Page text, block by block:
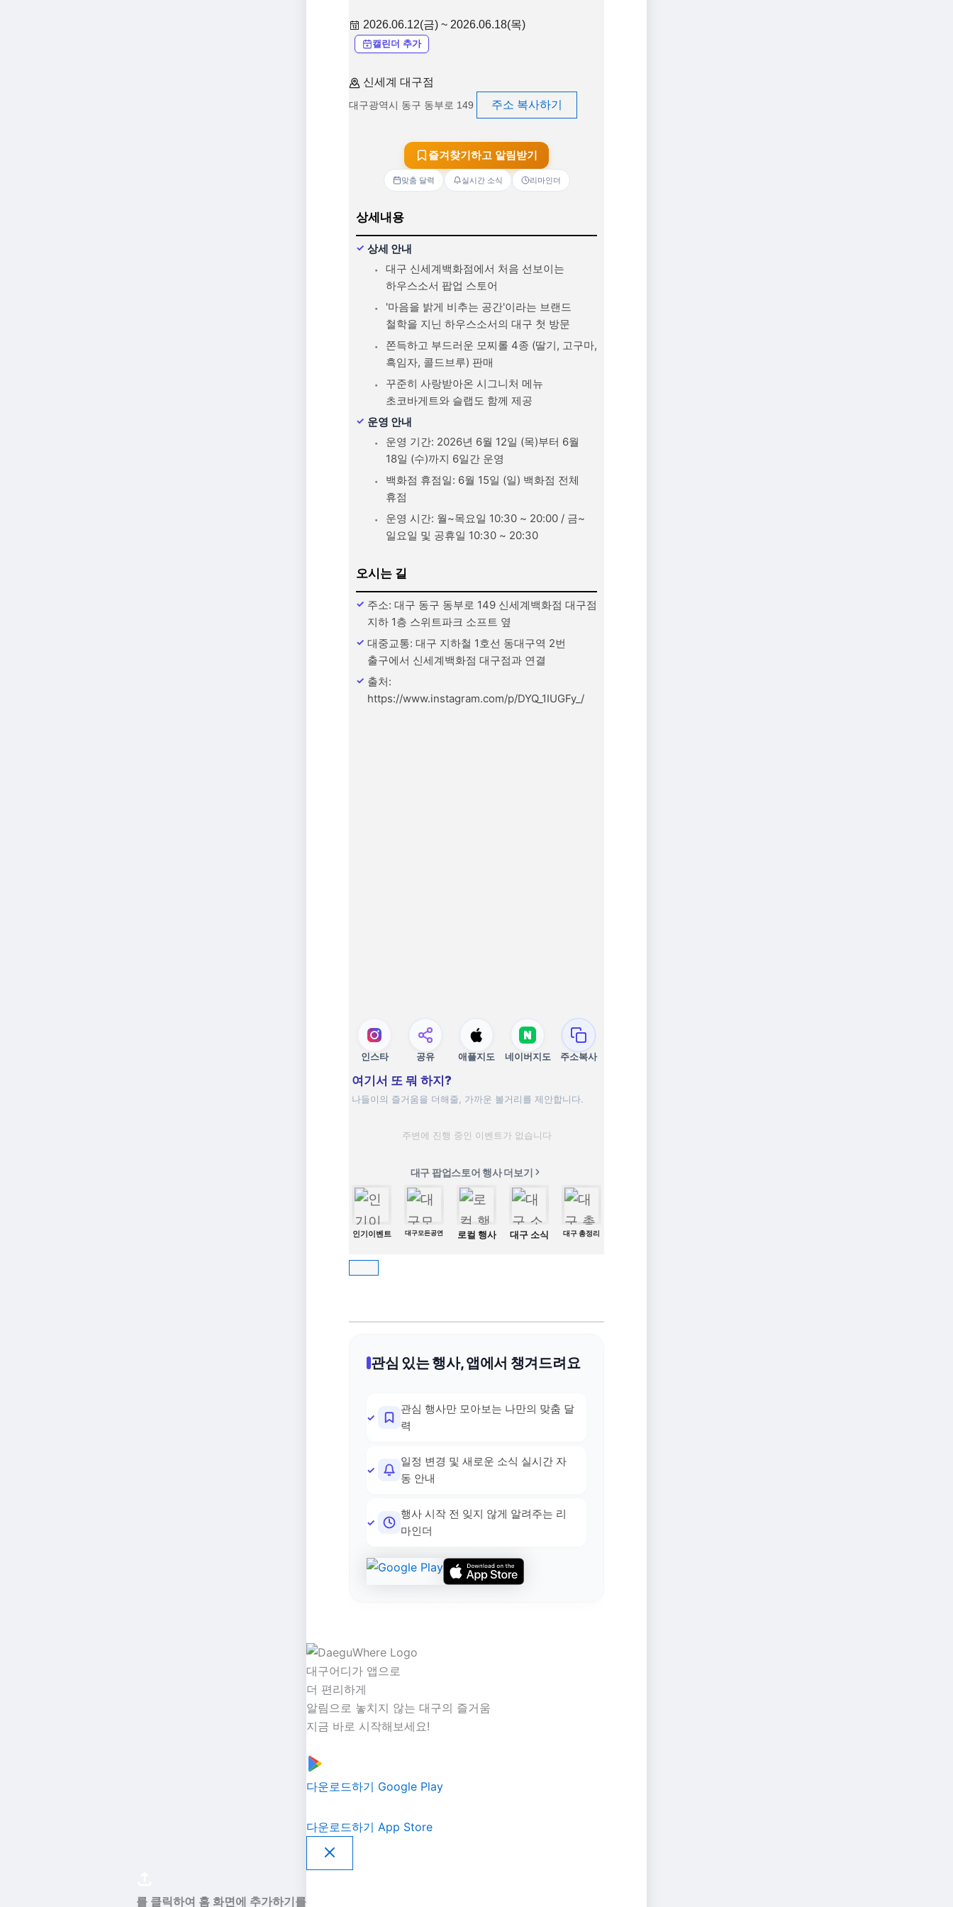
2026.06.12(금) ~ 2026.06.18(목)
캘린더 추가
신세계 대구점
대구광역시 동구 동부로 149 주소 복사하기
즐겨찾기하고 알림받기
맞춤 달력 실시간 소식 리마인더
상세내용
상세 안내
대구 신세계백화점에서 처음 선보이는
하우스소서 팝업 스토어
'마음을 밝게 비추는 공간'이라는 브랜드
철학을 지닌 하우스소서의 대구 첫 방문
쫀득하고 부드러운 모찌롤 4종 (딸기, 고구마,
흑임자, 콜드브루) 판매
꾸준히 사랑받아온 시그니처 메뉴
초코바게트와 슬랩도 함께 제공
운영 안내
운영 기간: 2026년 6월 12일 (목)부터 6월
18일 (수)까지 6일간 운영
백화점 휴점일: 6월 15일 (일) 백화점 전체
휴점
운영 시간: 월~목요일 10:30 ~ 20:00 / 금~
일요일 및 공휴일 10:30 ~ 20:30
오시는 길
주소: 대구 동구 동부로 149 신세계백화점 대구점
지하 1층 스위트파크 소프트 옆
대중교통: 대구 지하철 1호선 동대구역 2번
출구에서 신세계백화점 대구점과 연결
출처:
https://www.instagram.com/p/DYQ_1IUGFy_/
인스타 공유 애플지도 네이버지도 주소복사
여기서 또 뭐 하지?
나들이의 즐거움을 더해줄, 가까운 볼거리를 제안합니다.
주변에 진행 중인 이벤트가 없습니다
대구 팝업스토어 행사 더보기
인기이벤트 대구모든공연 로컬 행사 대구 소식 대구 총정리
관심 있는 행사, 앱에서 챙겨드려요
관심 행사만 모아보는 나만의 맞춤 달
력
일정 변경 및 새로운 소식 실시간 자
동 안내
행사 시작 전 잊지 않게 알려주는 리
마인더
대구어디가 앱으로
더 편리하게
알림으로 놓치지 않는 대구의 즐거움
지금 바로 시작해보세요!
다운로드하기 Google Play
다운로드하기 App Store
를 클릭하여 홈 화면에 추가하기를